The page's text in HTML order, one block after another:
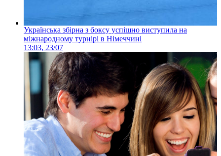
Українська збірна з боксу успішно виступила на
міжнародному турнірі в Німеччині
13:03, 23/07